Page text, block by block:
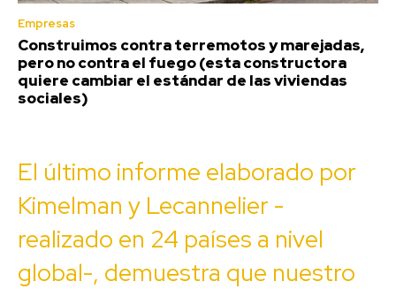
Empresas
Construimos contra terremotos y marejadas,
pero no contra el fuego (esta constructora
quiere cambiar el estándar de las viviendas
sociales)
El último informe elaborado por
Kimelman y Lecannelier -
realizado en 24 países a nivel
global-, demuestra que nuestro